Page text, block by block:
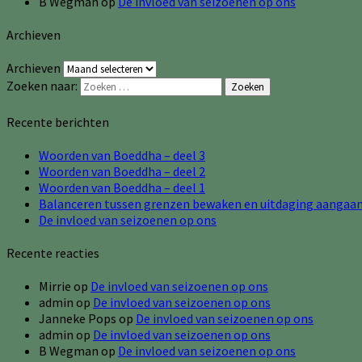
Archieven
Archieven
Zoeken naar:
Zoeken
Recente berichten
Woorden van Boeddha – deel 3
Woorden van Boeddha – deel 2
Woorden van Boeddha – deel 1
Balanceren tussen grenzen bewaken en uitdaging
De invloed van seizoenen op ons
Recente reacties
Mirrie op De invloed van seizoenen op ons
admin op De invloed van seizoenen op ons
Janneke Pops op De invloed van seizoenen op ons
admin op De invloed van seizoenen op ons
B Wegman op De invloed van seizoenen op ons